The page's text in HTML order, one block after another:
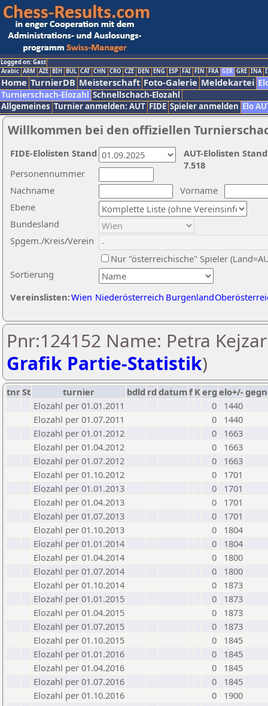
Logged on: Gast
Arabic ARM AZE BIH BUL CAT CHN CRO CZE DEN ENG ESP FAI FIN FRA GER GRE INA
Home TurnierDB Meisterschaft Foto-Galerie Meldekartei
Turnierschach-Elozahl Schnellschach-Elozahl
Allgemeines Turnier anmelden: AUT FIDE Spieler anmelden Elo
Willkommen bei den offiziellen
Nachname
Vorname
Ebene
Sortierung
Personennummer
Bundesland
Spgem./Kreis/Verein
Nur "österreichische" Spieler
Vereinslisten:Wien Niederösterreich Burgenland
AUT-Elolisten
7.518
FIDE-Elolisten Stand
Pnr:124152 Name: Petra
Grafik Partie-Statistik)
tnrSt turnier bdld rd datumf Kerg elo+/-
Elozahl per 01.01.2011
0
1440
Elozahl per 01.07.2011
0
1440
Elozahl per 01.01.2012
0
1663
Elozahl per 01.04.2012
0
1663
Elozahl per 01.07.2012
0
1663
Elozahl per 01.10.2012
0
1701
Elozahl per 01.01.2013
0
1701
Elozahl per 01.04.2013
0
1701
Elozahl per 01.07.2013
0
1701
Elozahl per 01.10.2013
0
1804
Elozahl per 01.01.2014
0
1804
Elozahl per 01.04.2014
0
1800
Elozahl per 01.07.2014
0
1800
Elozahl per 01.10.2014
0
1873
Elozahl per 01.01.2015
0
1873
Elozahl per 01.04.2015
0
1873
Elozahl per 01.07.2015
0
1873
Elozahl per 01.10.2015
0
1845
Elozahl per 01.01.2016
0
1845
Elozahl per 01.04.2016
0
1845
Elozahl per 01.07.2016
0
1845
Elozahl per 01.10.2016
0
1900